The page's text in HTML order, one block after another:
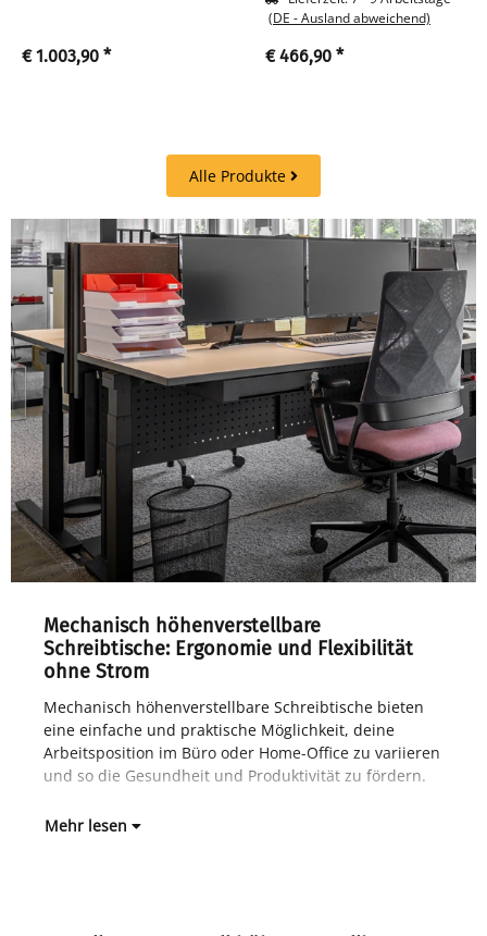
€ 1.003,90 *
(DE - Ausland abweichend)
€ 466,90 *
Alle Produkte
Mechanisch höhenverstellbare
Schreibtische: Ergonomie und Flexibilität
ohne Strom
Mechanisch höhenverstellbare Schreibtische bieten
eine einfache und praktische Möglichkeit, deine
Arbeitsposition im Büro oder Home-Office zu variieren
und so die Gesundheit und Produktivität zu fördern.
Mehr lesen